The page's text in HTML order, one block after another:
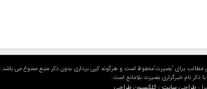
مطالب برای "بصیرت"محفوظ است و هرگونه کپی برداری بدون ذکر منبع ممنوع می باشد.
ذکر نام خبرگزاری بصیرت بلامانع است.